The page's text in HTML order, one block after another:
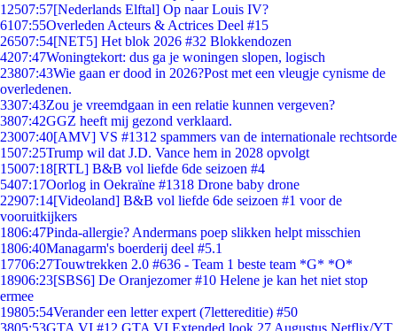
12507:57[Nederlands Elftal] Op naar Louis IV?
6107:55Overleden Acteurs & Actrices Deel #15
26507:54[NET5] Het blok 2026 #32 Blokkendozen
4207:47Woningtekort: dus ga je woningen slopen, logisch
23807:43Wie gaan er dood in 2026?Post met een vleugje cynisme de
overledenen.
3307:43Zou je vreemdgaan in een relatie kunnen vergeven?
3807:42GGZ heeft mij gezond verklaard.
23007:40[AMV] VS #1312 spammers van de internationale rechtsorde
1507:25Trump wil dat J.D. Vance hem in 2028 opvolgt
15007:18[RTL] B&B vol liefde 6de seizoen #4
5407:17Oorlog in Oekraïne #1318 Drone baby drone
22907:14[Videoland] B&B vol liefde 6de seizoen #1 voor de
vooruitkijkers
1806:47Pinda-allergie? Andermans poep slikken helpt misschien
1806:40Managarm's boerderij deel #5.1
17706:27Touwtrekken 2.0 #636 - Team 1 beste team *G* *O*
18906:23[SBS6] De Oranjezomer #10 Helene je kan het niet stop
ermee
19805:54Verander een letter expert (7lettereditie) #50
3805:53GTA VI #12 GTA VI Extended look 27 Augustus Netflix/YT